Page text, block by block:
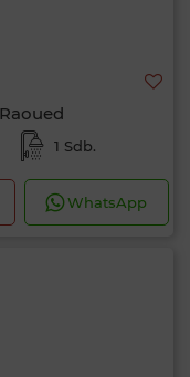
1 Sdb.
WhatsApp